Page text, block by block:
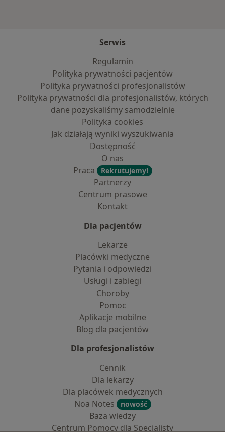
Serwis
Regulamin
Polityka prywatności pacjentów
Polityka prywatności profesjonalistów
Polityka prywatności dla profesjonalistów, których
dane pozyskaliśmy samodzielnie
Polityka cookies
Jak działają wyniki wyszukiwania
Dostępność
O nas
Praca
Rekrutujemy!
Partnerzy
Centrum prasowe
Kontakt
Dla pacjentów
Lekarze
Placówki medyczne
Pytania i odpowiedzi
Usługi i zabiegi
Choroby
Pomoc
Aplikacje mobilne
Blog dla pacjentów
Dla profesjonalistów
Cennik
Dla lekarzy
Dla placówek medycznych
Noa Notes
nowość
Baza wiedzy
Centrum Pomocy dla Specjalisty